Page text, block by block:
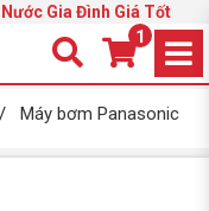
Gia Đình Giá Tốt
1
/ Máy bơm Panasonic